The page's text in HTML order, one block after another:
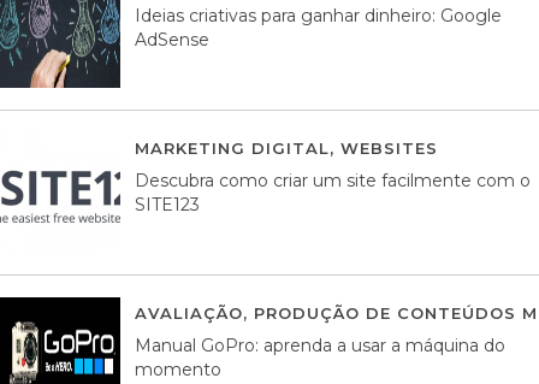
Ideias criativas para ganhar dinheiro: Google
AdSense
MARKETING DIGITAL, WEBSITES
Descubra como criar um site facilmente com o
SITE123
AVALIAÇÃO, PRODUÇÃO DE CONTEÚDOS
Manual GoPro: aprenda a usar a máquina do
momento